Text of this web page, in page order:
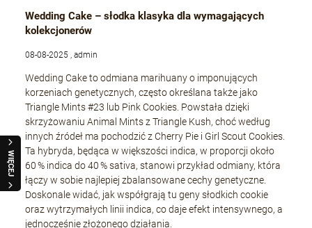
WIĘCEJ
Wedding Cake – słodka klasyka dla wymagających
kolekcjonerów
08-08-2025 , admin
Wedding Cake to odmiana marihuany o imponujących
korzeniach genetycznych, często określana także jako
Triangle Mints #23 lub Pink Cookies. Powstała dzięki
skrzyżowaniu Animal Mints z Triangle Kush, choć według
innych źródeł ma pochodzić z Cherry Pie i Girl Scout Cookies.
Ta hybryda, będąca w większości indica, w proporcji około
60 % indica do 40 % sativa, stanowi przykład odmiany, która
łączy w sobie najlepiej zbalansowane cechy genetyczne.
Doskonale widać, jak współgrają tu geny słodkich cookie
oraz wytrzymałych linii indica, co daje efekt intensywnego, a
jednocześnie złożonego działania.